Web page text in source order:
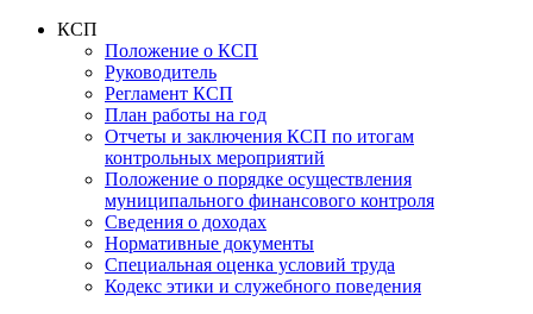
КСП
Положение о КСП
Руководитель
Регламент КСП
План работы на год
Отчеты и заключения КСП по итогам
контрольных мероприятий
Положение о порядке осуществления
муниципального финансового контроля
Сведения о доходах
Нормативные документы
Специальная оценка условий труда
Кодекс этики и служебного поведения